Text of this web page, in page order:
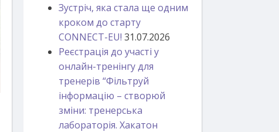
Зустріч, яка стала ще одним
кроком до старту
CONNECT-EU! 31.07.2026
Реєстрація до участі у
онлайн-тренінгу для
тренерів “Фільтруй
інформацію – створюй
зміни: тренерська
лабораторія. Хакатон